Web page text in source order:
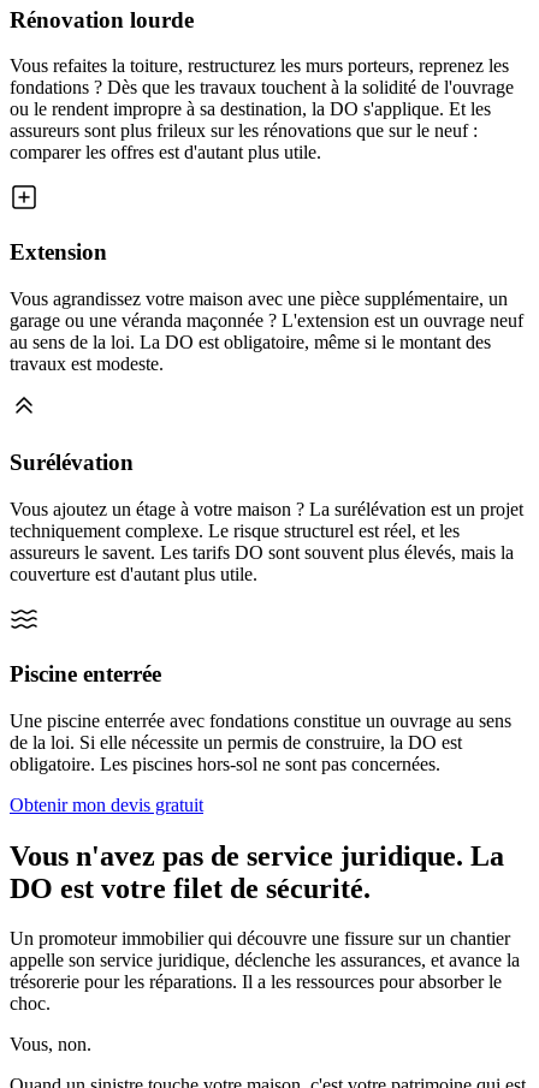
Rénovation lourde
Vous refaites la toiture, restructurez les murs porteurs, reprenez les
fondations ? Dès que les travaux touchent à la solidité de l'ouvrage
ou le rendent impropre à sa destination, la DO s'applique. Et les
assureurs sont plus frileux sur les rénovations que sur le neuf :
comparer les offres est d'autant plus utile.
Extension
Vous agrandissez votre maison avec une pièce supplémentaire, un
garage ou une véranda maçonnée ? L'extension est un ouvrage neuf
au sens de la loi. La DO est obligatoire, même si le montant des
travaux est modeste.
Surélévation
Vous ajoutez un étage à votre maison ? La surélévation est un projet
techniquement complexe. Le risque structurel est réel, et les
assureurs le savent. Les tarifs DO sont souvent plus élevés, mais la
couverture est d'autant plus utile.
Piscine enterrée
Une piscine enterrée avec fondations constitue un ouvrage au sens
de la loi. Si elle nécessite un permis de construire, la DO est
obligatoire. Les piscines hors-sol ne sont pas concernées.
Obtenir mon devis gratuit
Vous n'avez pas de service juridique. La
DO est votre filet de sécurité.
Un promoteur immobilier qui découvre une fissure sur un chantier
appelle son service juridique, déclenche les assurances, et avance la
trésorerie pour les réparations. Il a les ressources pour absorber le
choc.
Vous, non.